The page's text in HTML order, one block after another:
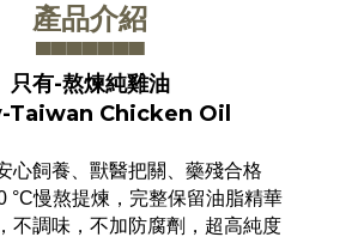
產品介紹
▀▀▀▀▀▀▀
只有-熬煉純雞油
Taiwan Chicken Oil
心飼養、獸醫把關、藥殘合格
°C慢熬提煉，完整保留油脂精華
不調味，不加防腐劑，超高純度